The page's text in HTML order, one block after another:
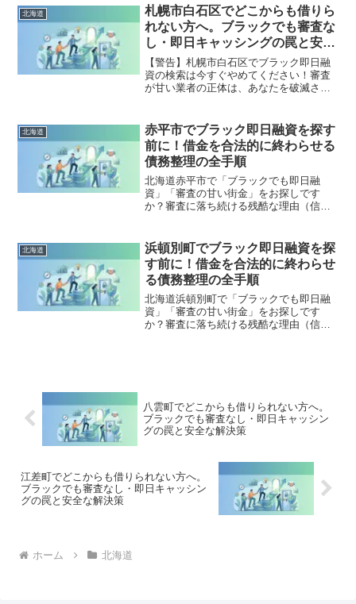
町で違法業者を避け、借金地獄から抜け
出した方々の実体験と確実な解決策を完
全公開。
北海道
札幌市白石区でどこからも借りら
れない方へ。ブラックでも審査な
し・即日キャッシングの罠と安全
な解決策
【警告】札幌市白石区でブラック即日融
資の検索は今すぐやめてください！審査
が甘い業者の正体は、あなたを破滅させ
す。札幌市白石区で違法業者を避け、借
金地獄から抜け出した方々の実体験と確
実な解決策を完全公開。
北海道
赤平市でブラック即日融資を探す
前に！借金を合法的に終わらせる
債務整理の全手順
北海道赤平市で「ブラックでも即日融
資」「審査の甘い街金」をお探しです
か？審査に落ち続ける残酷な理由（信用
まで徹底解説。多重債務の地獄から抜け
出し、合法的に借金を減額・免除する
「債務整理」の正しい知識と、今すぐ督
促を止める無料相談窓口をご案内しま
す。
北海道
浜頓別町でブラック即日融資を探
す前に！借金を合法的に終わらせ
る債務整理の全手順
北海道浜頓別町で「ブラックでも即日融
資」「審査の甘い街金」をお探しです
か？審査に落ち続ける残酷な理由（信用
促を止める無料相談窓口をご案内しま
す。
八雲町でどこからも借りられない方へ。
ブラックでも審査なし・即日キャッシン
グの罠と安全な解決策
江差町でどこからも借りられない方へ。
ブラックでも審査なし・即日キャッシン
グの罠と安全な解決策
ホーム 北海道